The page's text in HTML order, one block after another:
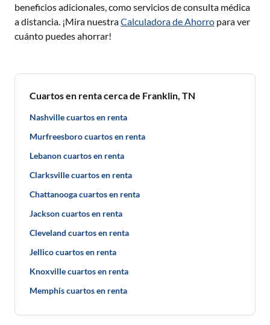
beneficios adicionales, como servicios de consulta médica
a distancia. ¡Mira nuestraCalculadora de Ahorro para ver
cuánto puedes ahorrar!
Cuartos en renta cerca de Franklin, TN
Nashville cuartos en renta
Murfreesboro cuartos en renta
Lebanon cuartos en renta
Clarksville cuartos en renta
Chattanooga cuartos en renta
Jackson cuartos en renta
Cleveland cuartos en renta
Jellico cuartos en renta
Knoxville cuartos en renta
Memphis cuartos en renta